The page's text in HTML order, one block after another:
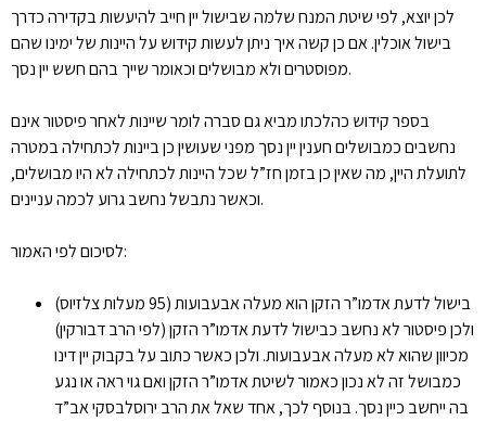
לכן יוצא, לפי שיטת המנח שלמה שבישול יין חייב להיעשות בקדירה כדרך
בישול אוכלין. אם כן קשה איך ניתן לעשות קידוש על היינות של ימינו שהם
מפוסטרים ולא מבושלים וכאומר שייך בהם חשש יין נסך.
בספר קידוש כהלכתו מביא גם סברה לומר שיינות לאחר פיסטור אינם
נחשבים כמבושלים חענין יין נסך מפני שעושין כן ביינות לכתחילה במטרה
לתועלת היין, מה שאין כן בזמן חז”ל שכל היינות לכתחילה לא היו מבושלים,
וכאשר נתבשל נחשב גרוע לכמה עניינים.
לסיכום לפי האמור:
בישול לדעת אדמו”ר הזקן הוא מעלה אבעבועות (95 מעלות צלזיוס)
ולכן פיסטור לא נחשב כבישול לדעת אדמו”ר הזקן (לפי הרב דבורקין)
מכיוון שהוא לא מעלה אבעבועות. ולכן כאשר כתוב על בקבוק יין דינו
כמבושל זה לא נכון כאמור לשיטת אדמו”ר הזקן ואם גוי ראה או נגע
בה ייחשב כיין נסך. בנוסף לכך, אחד שאל את הרב ירוסלבסקי אב”ד